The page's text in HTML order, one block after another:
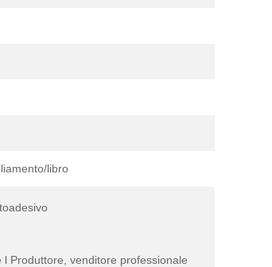
libro
Produttore, venditore professionale